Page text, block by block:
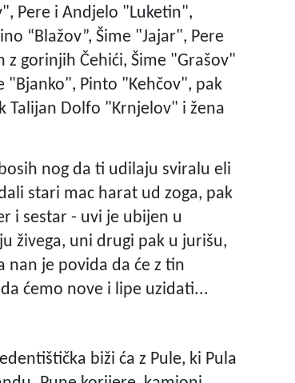
Pere i Andjelo "Luketin",
“Blažov”, Šime "Jajar", Pere
gorinjih Čehići, Šime "Grašov"
"Bjanko", Pinto "Kehčov", pak
Talijan Dolfo "Krnjelov" i žena
nog da ti udilaju sviralu eli
stari mac harat ud zoga, pak
i sestar - uvi je ubijen u
živega, uni drugi pak u jurišu,
je povida da će z tin
ćemo nove i lipe uzidati...
biži ća z Pule, ki Pula